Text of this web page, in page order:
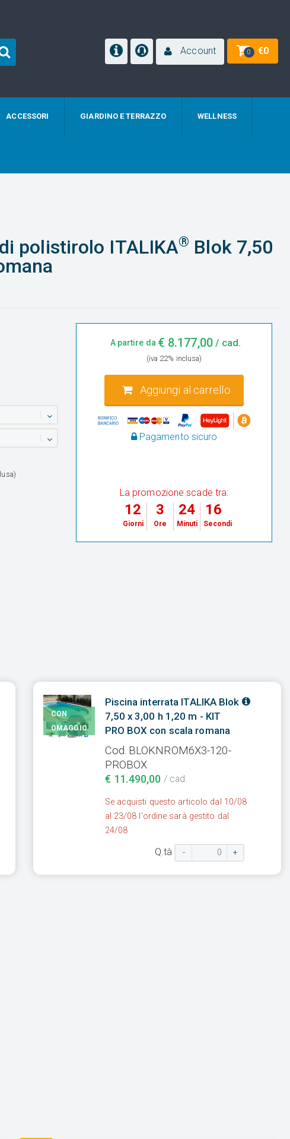
Account 0 €0
ACCESSORI GIARDINO E TERRAZZO WELLNESS
polistirolo ITALIKA® Blok 7,50
A partire da € 8.177,00/ cad.
(iva 22% inclusa)
Aggiungi al carrello
Pagamento sicuro
La promozione scade tra:
12
Giorni
3
Ore
24
Minuti
15
Secondi
CON
OMAGGIO
Piscina interrata ITALIKA Blok
7,50 x 3,00 h 1,20 m - KIT
PRO BOX con scala romana
Cod. BLOKNROM6X3-120-
PROBOX
€ 11.490,00 / cad.
Se acquisti questo articolo dal 10/08
al 23/08 l'ordine sarà gestito dal
24/08
Q.tà - +